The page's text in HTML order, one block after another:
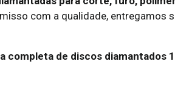
com a qualidade, entregamos
completa de discos diamantados